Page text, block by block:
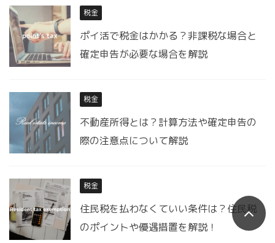
税金
ポイ活で税金はかかる？非課税な場合と
確定申告が必要な場合を解説
税金
不動産所得とは？計算方法や確定申告の
際の注意点について解説
税金
住民税を払わなくていい条件は？住民税
のポイントや優遇措置を解説！